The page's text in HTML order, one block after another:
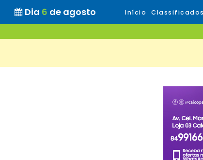
Dia 6 de agosto Início Classificados